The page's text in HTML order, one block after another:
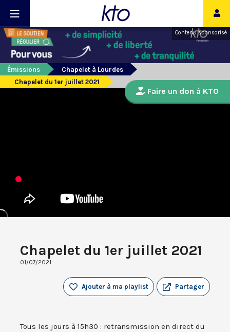
Contenu sponsorisé
Émissions
Chapelet à Lourdes
Chapelet du 1er juillet 2021
Chapelet du 1er juillet 2021
01/07/2021
Partager
Ajouter à ma playlist
Tous les jours à 15h30 : retransmission en direct du
Faire un don à KTO